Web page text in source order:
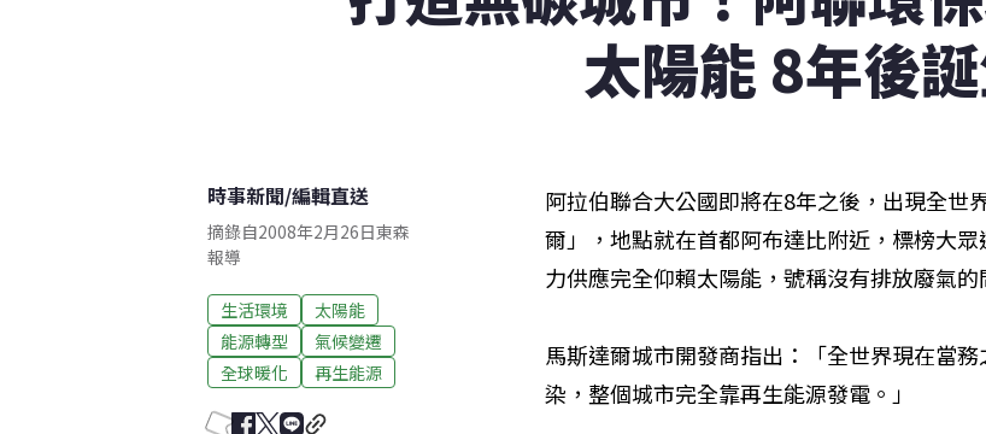
太陽能 8年後
時事新聞/編輯直送
摘錄自2008年2月26日東森
報導
生活環境
太陽能
能源轉型
氣候變遷
全球暖化
再生能源
阿拉伯聯合大公國即將在8年之後，出現全世
爾」，地點就在首都阿布達比附近，標榜大
力供應完全仰賴太陽能，號稱沒有排放廢氣的
馬斯達爾城市開發商指出：「全世界現在當
染，整個城市完全靠再生能源發電。」